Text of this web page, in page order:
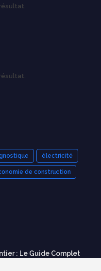
électricité
de construction
: Le Guide Complet